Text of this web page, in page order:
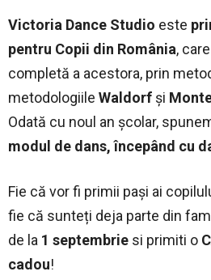
Victoria Dance Studio este
pentru Copii din România,
completă a acestora, prin
metodologiile Waldorf și
Odată cu noul an școlar,
modul de dans, începând cu
Fie că vor fi primii pași ai
fie că sunteți deja parte din
de la 1 septembrie si primiti o
cadou!